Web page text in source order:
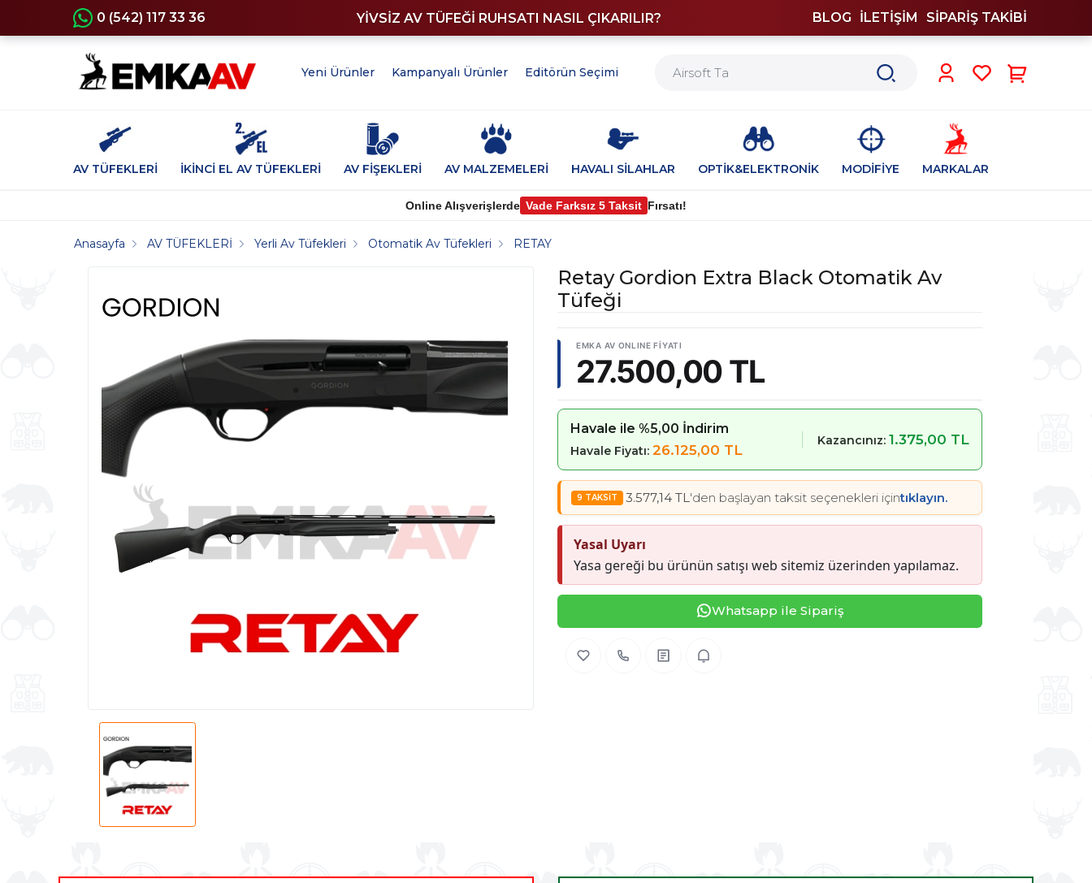
0 (542) 117 33 36 YİVSİZ AV TÜFEĞİ RUHSATI NASIL ÇIKARILIR? BLOG İLETİŞİM SİPARİŞ TAKİBİ
Yeni Ürünler Kampanyalı Ürünler Editörün Seçimi
AV TÜFEKLERİ İKİNCİ EL AV TÜFEKLERİ AV FİŞEKLERİ AV MALZEMELERİ HAVALI SİLAHLAR OPTİK&ELEKTRONİK MODİFİYE MARKALAR
Online Alışverişlerde Vade Farksız 5 Taksit Fırsatı!
Anasayfa AV TÜFEKLERİ Yerli Av Tüfekleri Otomatik Av Tüfekleri RETAY
Retay Gordion Extra Black Otomatik Av
Tüfeği
27.500,00 TL
Havale ile %5,00 İndirim
Havale Fiyatı: 26.125,00 TL
Kazancınız: 1.375,00 TL
3.577,14 TL'den başlayan taksit seçenekleri içintıklayın.
Yasal Uyarı
Yasa gereği bu ürünün satışı web sitemiz üzerinden yapılamaz.
Whatsapp ile Sipariş